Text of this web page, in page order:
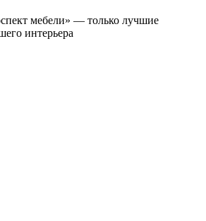
мебели» — только лучшие
интерьера